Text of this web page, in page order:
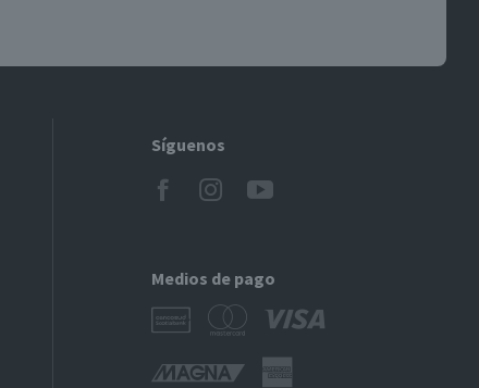
Síguenos
Medios de pago